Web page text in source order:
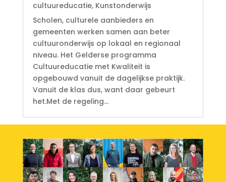
cultuureducatie, Kunstonderwijs
Scholen, culturele aanbieders en
gemeenten werken samen aan beter
cultuuronderwijs op lokaal en regionaal
niveau. Het Gelderse programma
Cultuureducatie met Kwaliteit is
opgebouwd vanuit de dagelijkse praktijk.
Vanuit de klas dus, want daar gebeurt
het.Met de regeling...